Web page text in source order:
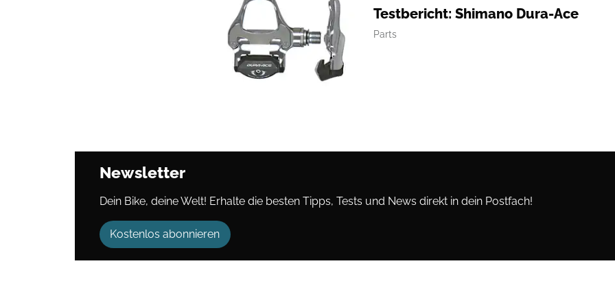
Testbericht: Shimano Dura-Ace
Parts
Newsletter
Dein Bike, deine Welt! Erhalte die besten Tipps, Tests und News direkt in dein Postfach!
Kostenlos abonnieren